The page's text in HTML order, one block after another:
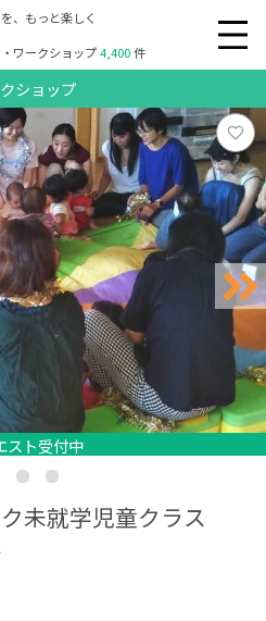
、もっと楽しく
ワークショップ4,400件
ショップ
スト受付中
スト受付中
スト受付中
スト受付中
未就学児童クラス